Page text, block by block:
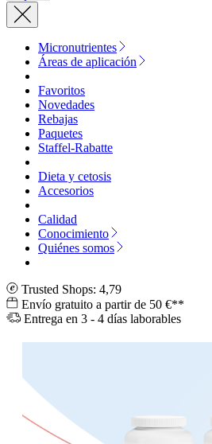
Micronutrientes
Áreas de aplicación
Favoritos
Novedades
Rebajas
Paquetes
Staffel-Rabatte
Dieta y cetosis
Accesorios
Calidad
Conocimiento
Quiénes somos
Trusted Shops: 4,79
Envío gratuito a partir de 50 €**
Entrega en 3 - 4 días laborables